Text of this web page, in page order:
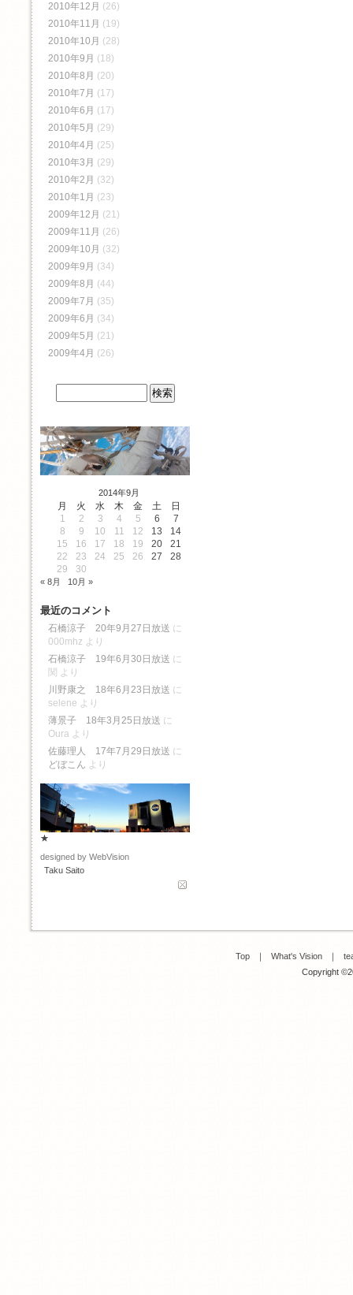
2010年12月 (26)
2010年11月 (19)
2010年10月 (28)
2010年9月 (18)
2010年8月 (20)
2010年7月 (17)
2010年6月 (17)
2010年5月 (29)
2010年4月 (25)
2010年3月 (29)
2010年2月 (32)
2010年1月 (23)
2009年12月 (21)
2009年11月 (26)
2009年10月 (32)
2009年9月 (34)
2009年8月 (44)
2009年7月 (35)
2009年6月 (34)
2009年5月 (21)
2009年4月 (26)
2014年9月
月 火 水 木 金 土
日
1
2 3 4 5 6
7
8
9 10 11 12 13
14
15
16 17 18 19 20
21
22
23 24 25 26 27
28
29
30
« 8月 10月 »
最近のコメント
石橋涼子 20年9月27日放送 に
000mhz より
石橋涼子 19年6月30日放送 に
関 より
川野康之 18年6月23日放送 に
selene より
薄景子 18年3月25日放送 に
Oura より
佐藤理人 17年7月29日放送 に
どぼこん より
★
designed by WebVision
Taku Saito
Top ｜ What's Vision ｜
Copyright